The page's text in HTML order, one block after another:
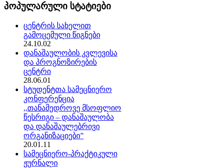
პოპულარული სტატიები
ცენტრის სახელით
გამოცემული წიგნები
24.10.02
დანაშაულობის კვლევისა
და პროგნოზირების
ცენტრი
28.06.01
სტუდენტთა სამეცნიერო
კონფერენცია
,,თანამედროვე მსოფლიო
წესრიგი – დანაშაულობა
და დანაშაულებრივი
ორგანიზაციები”
20.01.11
სამეცნიერო-პრაქტიკული
ჟურნალი